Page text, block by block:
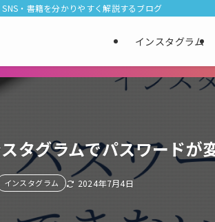
・書籍を分かりやすく解説するブログ
インスタグラム
タグラムでパスワードが
インスタグラム 2024年7月4日